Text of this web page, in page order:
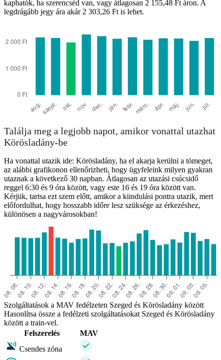
kaphatók, ha szerencséd van, vagy átlagosan 2 155,48 Ft áron. A
legdrágább jegy ára akár 2 303,26 Ft is lehet.
Találja meg a legjobb napot, amikor vonattal utazhat
Körösladány-be
Ha vonattal utazik ide: Körösladány, ha el akarja kerülni a tömeget,
az alábbi grafikonon ellenőrizheti, hogy ügyfeleink milyen gyakran
utaznak a következő 30 napban. Átlagosan az utazási csúcsidő
reggel 6:30 és 9 óra között, vagy este 16 és 19 óra között van.
Kérjük, tartsa ezt szem előtt, amikor a kiindulási pontra utazik, mert
előfordulhat, hogy hosszabb időre lesz szüksége az érkezéshez,
különösen a nagyvárosokban!
Szolgáltatások a MAV fedélzeten Szeged és Körösladány között
Hasonlítsa össze a fedélzeti szolgáltatásokat Szeged és Körösladány
között a train-vel.
Felszerelés
MAV
Csendes zóna